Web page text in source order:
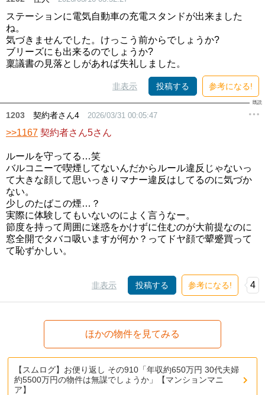
ステーションに電気自動車の充電スタンドが出来ました
ね。
気づきませんでした。けっこう前からでしょうか?
ブリーズにも出来るのでしょうか?
稟議書の見落としがあれば失礼しました。
非表示 投稿する 参考になる!
1203 契約者さん4 2026/03/31 00:05:47
>>1167 契約者さん5さん
ルールを守ってる…笑
バルコニーで喫煙してないんだからルール違反じゃないっ
て大きな顔して思いっきりマナー違反はしてるのに気づか
ない。
少しのたばこの煙…？
実際に体験してもいないのによく言うなー。
節度を持って周囲に迷惑をかけずに住むのが大前提なのに
窓全開でタバコ吸いますが何か？ってドヤ顔で顰蹙買って
て恥ずかしい。
非表示 投稿する 参考になる! 4
ほかの物件を見てみる
【スムログ】お便り返し その910「年収約650万円 30代夫婦
約5500万円の物件は無謀でしょうか」【マンションマニ
ア】